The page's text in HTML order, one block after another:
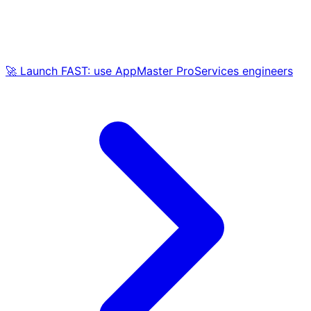
🚀 Launch FAST: use AppMaster ProServices engineers